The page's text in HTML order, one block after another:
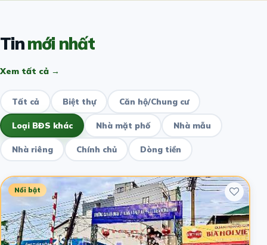
Tinmới nhất
Xem tất cả →
Tất cả Biệt thự Căn hộ/Chung cư
Loại BĐS khác Nhà mặt phố Nhà mẫu
Nhà riêng Chính chủ Dòng tiền
Nổi bật